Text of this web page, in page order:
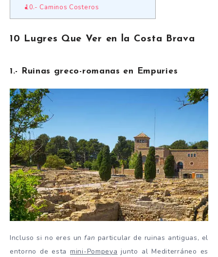
10.- Caminos Costeros
10 Lugres Que Ver en la Costa Brava
1.- Ruinas greco-romanas en Empuries
Incluso si no eres unfan particular de ruinas antiguas, el
entorno de estamini-Pompeya junto al Mediterráneo es